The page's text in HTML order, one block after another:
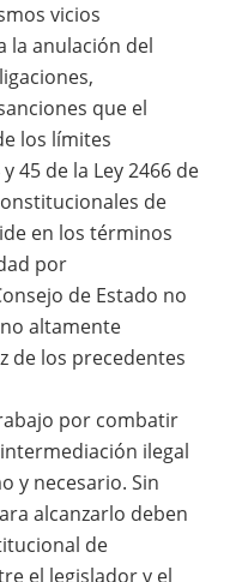
vicios
la anulación del
que el
los límites
45 de la Ley 2466 de
de
en los términos
por
de Estado no
altamente
de los precedentes
por combatir
ilegal
y necesario. Sin
alcanzarlo deben
de
el legislador y el